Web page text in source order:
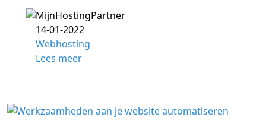
14-01-2022
Webhosting
Lees meer